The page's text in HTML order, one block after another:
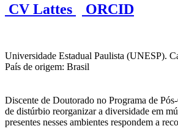
CV Lattes
ORCID
Universidade Estadual Paulista (UNESP).
País de origem: Brasil
Discente de Doutorado no Programa de
de distúrbio reorganizar a diversidade em
presentes nesses ambientes respondem a